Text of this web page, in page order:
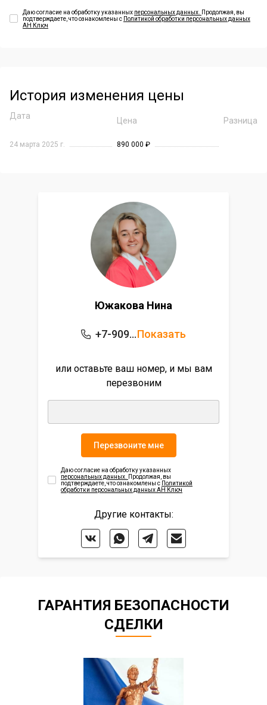
Даю согласие на обработку указанных персональных данных.
Продолжая, вы
подтверждаете, что ознакомлены с Политикой обработки персональных данных
АН Ключ
История изменения цены
Дата Цена Разница
24 марта 2025 г. 890 000 ₽
Южакова Нина
+7-909-596-15-54Показать
или оставьте ваш номер, и мы вам
перезвоним
Перезвоните мне
Даю согласие на обработку указанных
персональных данных.
Продолжая, вы
подтверждаете, что ознакомлены с Политикой
обработки персональных данных АН Ключ
Другие контакты:
ГАРАНТИЯ БЕЗОПАСНОСТИ
СДЕЛКИ